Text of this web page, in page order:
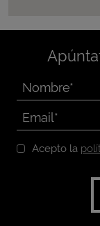
Acepto la